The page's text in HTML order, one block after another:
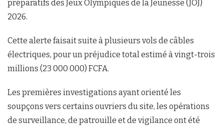
préparatifs des Jeux Olympiques de la Jeunesse (JOJ)
2026.
Cette alerte faisait suite à plusieurs vols de câbles
électriques, pour un préjudice total estimé à vingt-trois
millions (23 000 000) FCFA.
Les premières investigations ayant orienté les
soupçons vers certains ouvriers du site, les opérations
de surveillance, de patrouille et de vigilance ont été